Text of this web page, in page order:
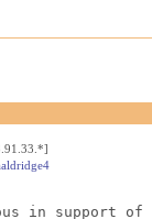
in support of